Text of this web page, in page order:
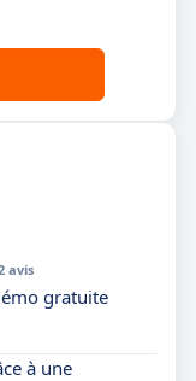
avis
gratuite
à une